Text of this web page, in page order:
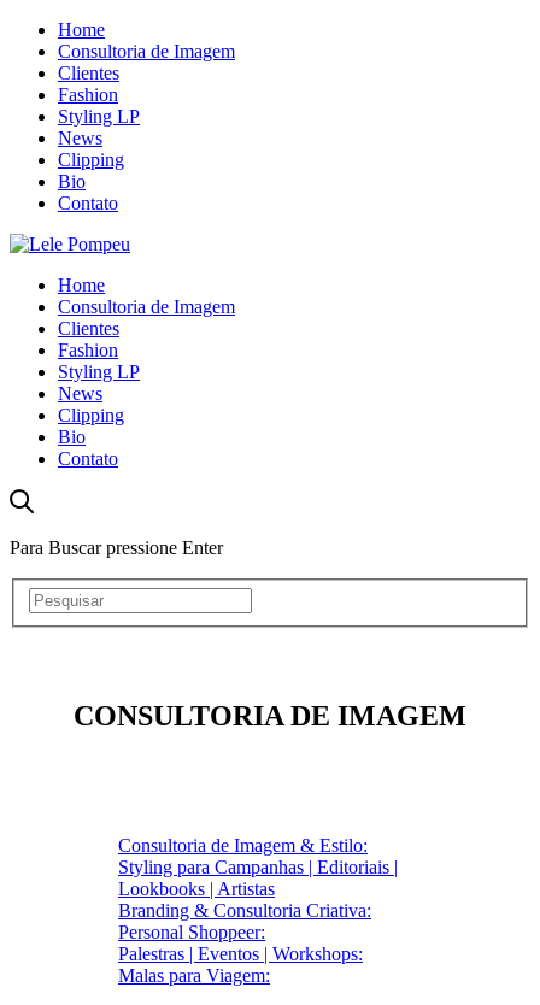
Home
Consultoria de Imagem
Clientes
Fashion
Styling LP
News
Clipping
Bio
Contato
Home
Consultoria de Imagem
Clientes
Fashion
Styling LP
News
Clipping
Bio
Contato
Para Buscar pressione Enter
CONSULTORIA DE IMAGEM
Consultoria de Imagem & Estilo:
Styling para Campanhas | Editoriais |
Lookbooks | Artistas
Branding & Consultoria Criativa:
Personal Shoppeer:
Palestras | Eventos | Workshops:
Malas para Viagem: